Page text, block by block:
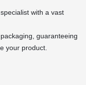
with a vast
guaranteeing
your product.